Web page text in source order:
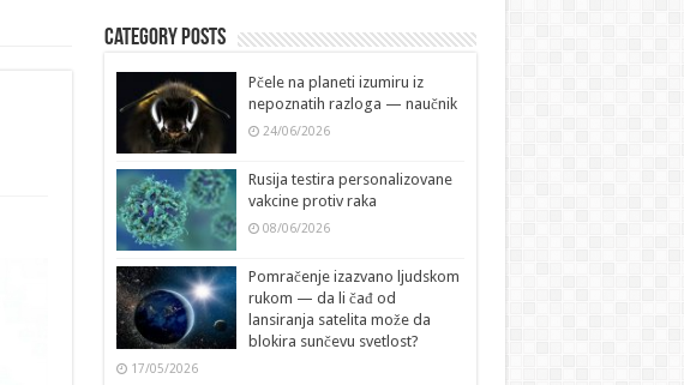
Category Posts
Pčele na planeti izumiru iz
nepoznatih razloga — naučnik
24/06/2026
Rusija testira personalizovane
vakcine protiv raka
08/06/2026
Pomračenje izazvano ljudskom
rukom — da li čađ od
lansiranja satelita može da
blokira sunčevu svetlost?
17/05/2026